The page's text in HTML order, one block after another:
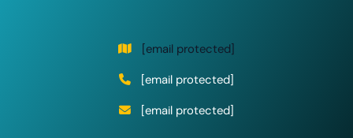
[email protected]
[email protected]
[email protected]